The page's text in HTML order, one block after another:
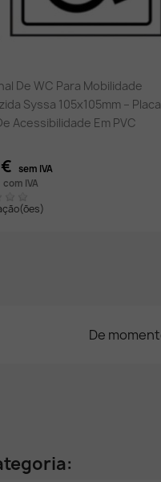
Vista rápida
De WC Para Mobilidade
Syssa 105x105mm – Placa
Acessibilidade Em PVC
sem IVA
com IVA
De